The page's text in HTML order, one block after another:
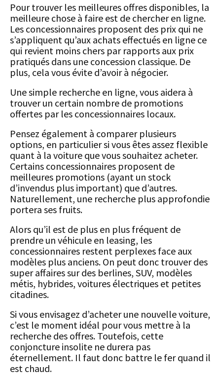
Pour trouver les meilleures offres disponibles, la
meilleure chose à faire est de chercher en ligne.
Les concessionnaires proposent des prix qui ne
s’appliquent qu’aux achats effectués en ligne ce
qui revient moins chers par rapports aux prix
pratiqués dans une concession classique. De
plus, cela vous évite d’avoir à négocier.
Une simple recherche en ligne, vous aidera à
trouver un certain nombre de promotions
offertes par les concessionnaires locaux.
Pensez également à comparer plusieurs
options, en particulier si vous êtes assez flexible
quant à la voiture que vous souhaitez acheter.
Certains concessionnaires proposent de
meilleures promotions (ayant un stock
d’invendus plus important) que d’autres.
Naturellement, une recherche plus approfondie
portera ses fruits.
Alors qu’il est de plus en plus fréquent de
prendre un véhicule en leasing, les
concessionnaires restent perplexes face aux
modèles plus anciens. On peut donc trouver des
super affaires sur des berlines, SUV, modèles
métis, hybrides, voitures électriques et petites
citadines.
Si vous envisagez d’acheter une nouvelle voiture,
c’est le moment idéal pour vous mettre à la
recherche des offres. Toutefois, cette
conjoncture insolite ne durera pas
éternellement. Il faut donc battre le fer quand il
est chaud.